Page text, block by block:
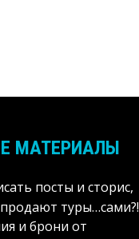
МАТЕРИАЛЫ
посты и сторис,
туры…сами?!
и брони от